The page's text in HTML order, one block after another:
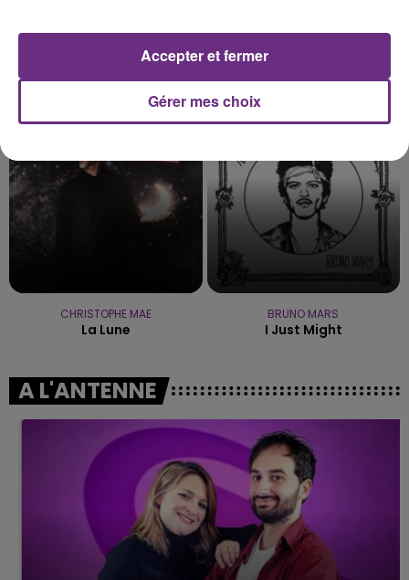
Juste Un Peu Say My Name
21h40
21h40
CHRISTOPHE MAE
La Lune
21h36
21h36
BRUNO MARS
I Just Might
A L'ANTENNE
Gérer mes choix
Accepter et fermer